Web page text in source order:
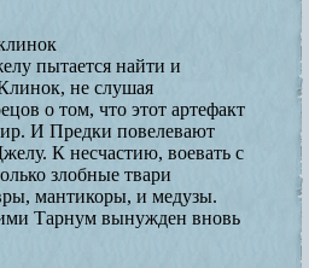
пытается найти и
не слушая
о том, что этот артефакт
И Предки повелевают
К несчастию, воевать с
злобные твари
мантикоры, и медузы.
Тарнум вынужден вновь